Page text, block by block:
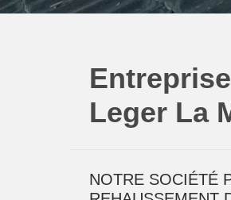
Leger La
NOTRE SOCIÉTÉ